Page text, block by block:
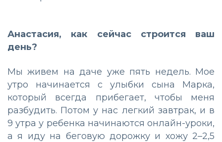
Анастасия, как сейчас строится ваш
день?
Мы живем на даче уже пять недель. Мое
утро начинается с улыбки сына Марка,
который всегда прибегает, чтобы меня
разбудить. Потом у нас легкий завтрак, и в
9 утра у ребенка начинаются онлайн-уроки,
а я иду на беговую дорожку и хожу 2–2,5